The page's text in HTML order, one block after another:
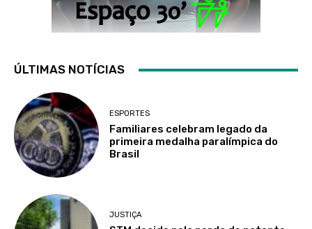
ÚLTIMAS NOTÍCIAS
ESPORTES
Familiares celebram legado da
primeira medalha paralímpica do
Brasil
JUSTIÇA